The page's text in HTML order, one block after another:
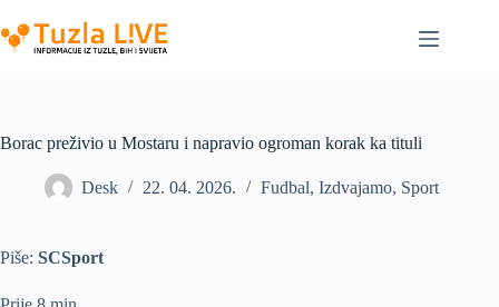
to
content
Borac preživio u Mostaru i napravio ogroman korak ka tituli
Desk 22. 04. 2026. Fudbal, Izdvajamo, Sport
Piše: SCSport